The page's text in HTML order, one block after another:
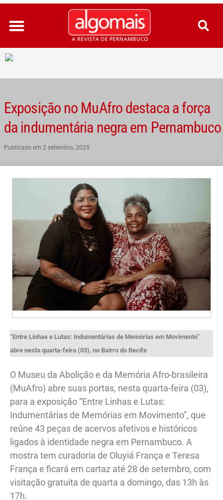
Ir
para
conteúdo
Exposição no MuAfro destaca a força
da indumentária negra em Pernambuco
Publicado em 2 setembro, 2025
“Entre Linhas e Lutas: Indumentárias de Memórias em Movimento”
abre nesta quarta-feira (03), no Bairro do Recife
O Museu da Abolição e da Memória Afro-brasileira
(MuAfro) abre suas portas, nesta quarta-feira (03),
para a exposição “Entre Linhas e Lutas:
Indumentárias de Memórias em Movimento”, que
reúne 43 peças de acervos afetivos e históricos
ligados à identidade negra em Pernambuco. A
mostra tem curadoria de Oluyiá França e Teresa
França e ficará em cartaz até 28 de setembro, com
visitação gratuita de quarta a domingo, das 13h às
17h.